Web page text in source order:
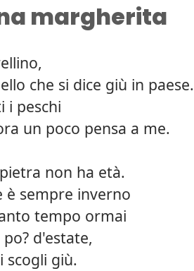
margherita
che si dice giù in paese.
i peschi
un poco pensa a me.
non ha età.
è sempre inverno
tempo ormai
d'estate,
scogli giù.